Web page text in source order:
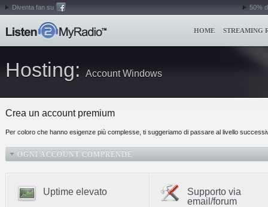
Diventa fan su 50%
HOME STREAMING
Hosting: Account Windows
Crea un account premium
Per coloro che hanno esigenze più complesse, ti suggeriamo di passare al livello
OGNI ACCOUNT COMPRENDE
Uptime elevato
Supporto via
email/forum